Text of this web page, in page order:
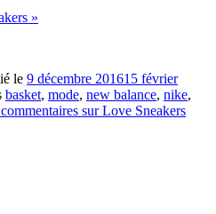
»
le 9 décembre 201615 février
basket, mode, new balance, nike,
sur Love Sneakers